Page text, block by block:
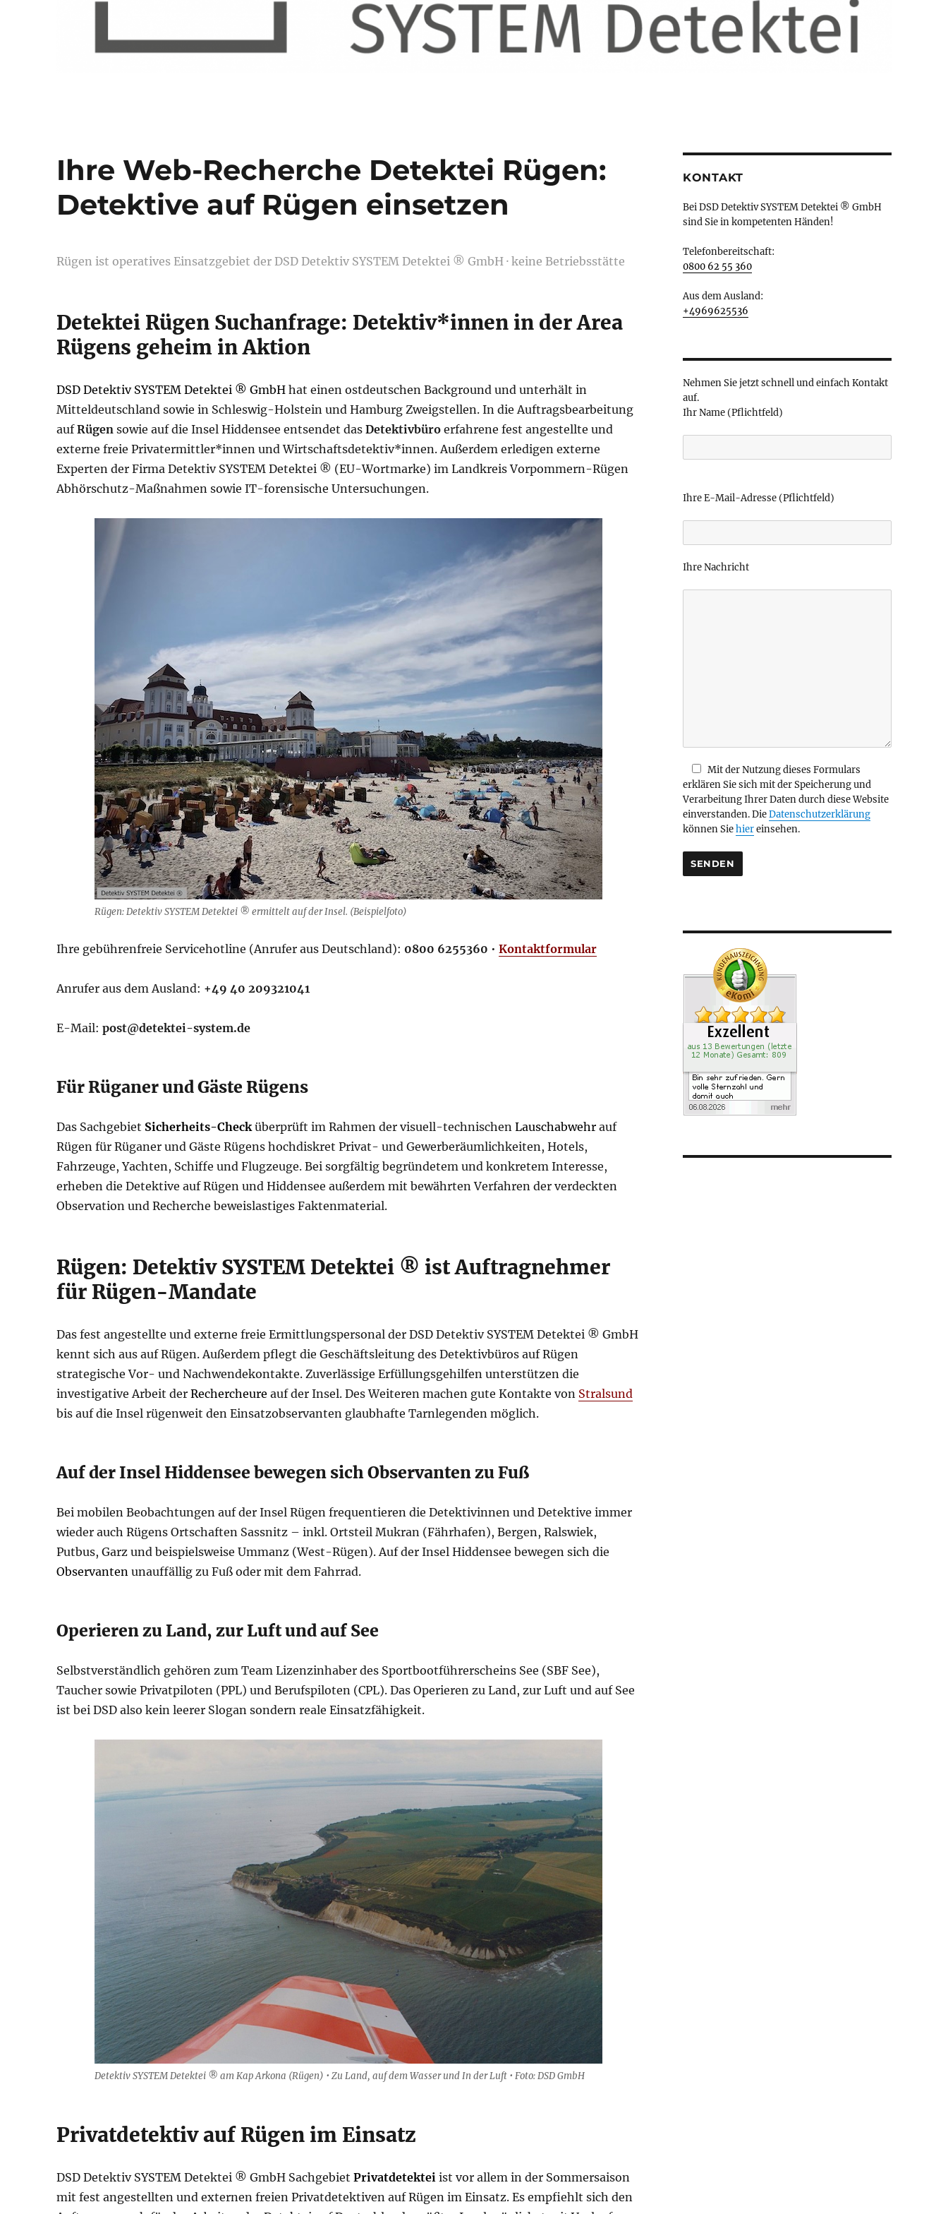
Ihre Web-Recherche Detektei Rügen:
Detektive auf Rügen einsetzen
Rügen ist operatives Einsatzgebiet der DSD Detektiv SYSTEM Detektei ® GmbH · keine Betriebsstätte
Detektei Rügen Suchanfrage: Detektiv*innen in der Area
Rügens geheim in Aktion
DSD Detektiv SYSTEM Detektei ® GmbH hat einen ostdeutschen Background und unterhält in
Mitteldeutschland sowie in Schleswig-Holstein und Hamburg Zweigstellen. In die Auftragsbearbeitung
aufRügen sowie auf die Insel Hiddensee entsendet dasDetektivbüro erfahrene fest angestellte und
externe freie Privatermittler*innen und Wirtschaftsdetektiv*innen. Außerdem erledigen externe
Experten der Firma Detektiv SYSTEM Detektei ® (EU-Wortmarke) im Landkreis Vorpommern-Rügen
Abhörschutz-Maßnahmen sowie IT-forensische Untersuchungen.
Rügen: Detektiv SYSTEM Detektei ® ermittelt auf der Insel. (Beispielfoto)
Ihre gebührenfreie Servicehotline (Anrufer aus Deutschland): 0800 6255360 •Kontaktformular
Anrufer aus dem Ausland: +49 40 209321041
E-Mail:post@detektei-system.de
Für Rüganer und Gäste Rügens
Das Sachgebiet Sicherheits-Check überprüft im Rahmen der visuell-technischenLauschabwehrauf
Rügen für Rüganer und Gäste Rügens hochdiskret Privat- und Gewerberäumlichkeiten, Hotels,
Fahrzeuge, Yachten, Schiffe und Flugzeuge. Bei sorgfältig begründetem und konkretem Interesse,
erheben die Detektive auf Rügen und Hiddensee außerdem mit bewährten Verfahren der verdeckten
Observation und Recherche beweislastiges Faktenmaterial.
Rügen: Detektiv SYSTEM Detektei ® ist Auftragnehmer
für Rügen-Mandate
Das fest angestellte und externe freie Ermittlungspersonal der DSD Detektiv SYSTEM Detektei ® GmbH
kennt sich aus auf Rügen. Außerdem pflegt die Geschäftsleitung des Detektivbüros auf Rügen
strategische Vor- und Nachwendekontakte. Zuverlässige Erfüllungsgehilfen unterstützen die
investigative Arbeit derRechercheure auf der Insel. Des Weiteren machen gute Kontakte von Stralsund
bis auf die Insel rügenweit den Einsatzobservanten glaubhafte Tarnlegenden möglich.
Auf der Insel Hiddensee bewegen sich Observanten zu Fuß
Bei mobilen Beobachtungen auf der Insel Rügen frequentieren die Detektivinnen und Detektive immer
wieder auch Rügens Ortschaften Sassnitz – inkl. Ortsteil Mukran (Fährhafen), Bergen, Ralswiek,
Putbus, Garz und beispielsweise Ummanz (West-Rügen). Auf der Insel Hiddensee bewegen sich die
Observantenunauffällig zu Fuß oder mit dem Fahrrad.
Operieren zu Land, zur Luft und auf See
Selbstverständlich gehören zum Team Lizenzinhaber des Sportbootführerscheins See (SBF See),
Taucher sowie Privatpiloten (PPL) und Berufspiloten (CPL). Das Operieren zu Land, zur Luft und auf See
ist bei DSD also kein leerer Slogan sondern reale Einsatzfähigkeit.
Detektiv SYSTEM Detektei ® am Kap Arkona (Rügen) • Zu Land, auf dem Wasser und In der Luft • Foto: DSD GmbH
Privatdetektiv auf Rügen im Einsatz
DSD Detektiv SYSTEM Detektei ® GmbH SachgebietPrivatdetektei ist vor allem in der Sommersaison
mit fest angestellten und externen freien Privatdetektiven auf Rügen im Einsatz. Es empfiehlt sich den
KONTAKT
Bei DSD Detektiv SYSTEM Detektei ® GmbH
sind Sie in kompetenten Händen!
Telefonbereitschaft:
0800 62 55 360
Aus dem Ausland:
+4969625536
Nehmen Sie jetzt schnell und einfach Kontakt
auf.
Ihr Name (Pflichtfeld)
i
e
a
l
e
r
Ihre E-Mail-Adresse (Pflichtfeld)
Ihre Nachricht
Mit der Nutzung dieses Formulars
erklären Sie sich mit der Speicherung und
Verarbeitung Ihrer Daten durch diese Website
einverstanden. DieDatenschutzerklärung
können Siehiereinsehen.